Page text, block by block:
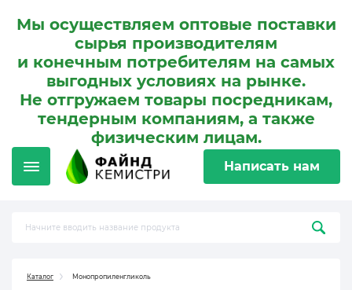
Мы осуществляем оптовые поставки
сырья производителям
и конечным потребителям на самых
выгодных условиях на рынке.
Не отгружаем товары посредникам,
тендерным компаниям, а также
физическим лицам.
Написать нам
Каталог Монопропиленгликоль